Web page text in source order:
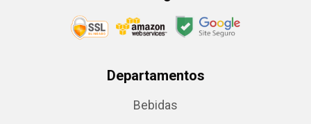
Departamentos
Bebidas